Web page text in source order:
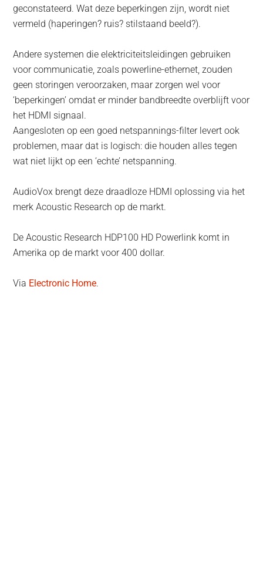
geconstateerd. Wat deze beperkingen zijn, wordt niet
vermeld (haperingen? ruis? stilstaand beeld?).
Andere systemen die elektriciteitsleidingen gebruiken
voor communicatie, zoals powerline-ethernet, zouden
geen storingen veroorzaken, maar zorgen wel voor
‘beperkingen’ omdat er minder bandbreedte overblijft voor
het HDMI signaal.
Aangesloten op een goed netspannings-filter levert ook
problemen, maar dat is logisch: die houden alles tegen
wat niet lijkt op een ‘echte’ netspanning.
AudioVox brengt deze draadloze HDMI oplossing via het
merk Acoustic Research op de markt.
De Acoustic Research HDP100 HD Powerlink komt in
Amerika op de markt voor 400 dollar.
Via Electronic Home.